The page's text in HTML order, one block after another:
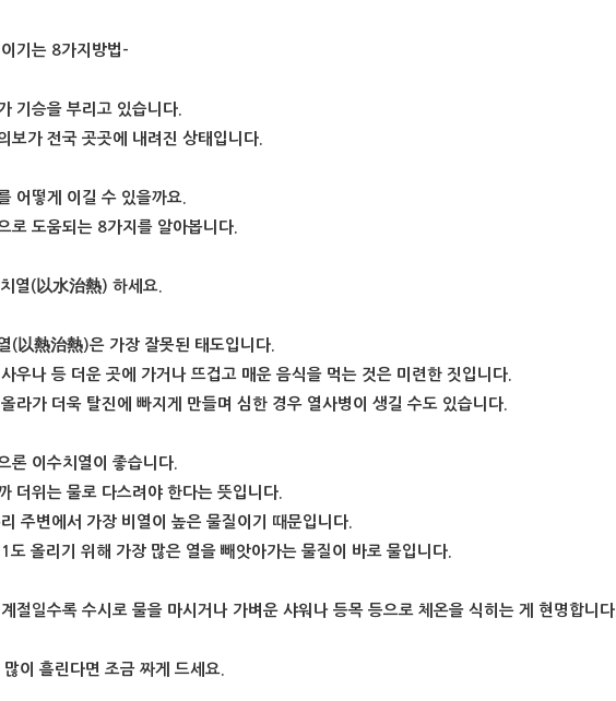
기는 8가지방법-
기승을 부리고 있습니다.
보가 전국 곳곳에 내려진 상태입니다.
어떻게 이길 수 있을까요.
로 도움되는 8가지를 알아봅니다.
열(以水治熱) 하세요.
(以熱治熱)은 가장 잘못된 태도입니다.
우나 등 더운 곳에 가거나 뜨겁고 매운 음식을 먹는 것은 미련한 짓입니다.
라가 더욱 탈진에 빠지게 만들며 심한 경우 열사병이 생길 수도 있습니다.
론 이수치열이 좋습니다.
더위는 물로 다스려야 한다는 뜻입니다.
주변에서 가장 비열이 높은 물질이기 때문입니다.
도 올리기 위해 가장 많은 열을 빼앗아가는 물질이 바로 물입니다.
절일수록 수시로 물을 마시거나 가벼운 샤워나 등목 등으로 체온을 식히는 게 현명합니다.
이 흘린다면 조금 짜게 드세요.